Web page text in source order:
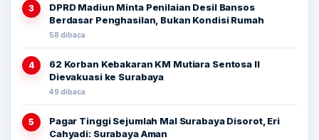
3
DPRD Madiun Minta Penilaian Desil Bansos
Berdasar Penghasilan, Bukan Kondisi Rumah
58 dibaca
4
62 Korban Kebakaran KM Mutiara Sentosa II
Dievakuasi ke Surabaya
49 dibaca
5
Pagar Tinggi Sejumlah Mal Surabaya Disorot, Eri
Cahyadi: Surabaya Aman